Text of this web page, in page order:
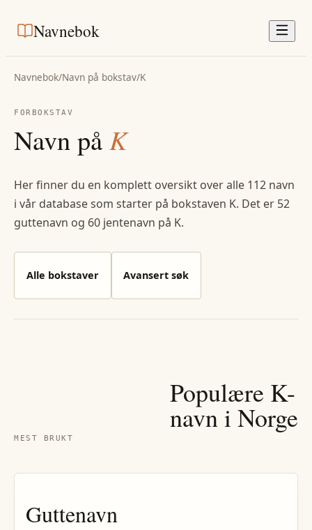
Navnebok
Navnebok/Navn på bokstav/K
FORBOKSTAV
Navn på K
Her finner du en komplett oversikt over alle 112 navn
i vår database som starter på bokstaven K. Det er 52
guttenavn og 60 jentenavn på K.
Alle bokstaver Avansert søk
MEST BRUKT
Populære K-
navn i Norge
Guttenavn